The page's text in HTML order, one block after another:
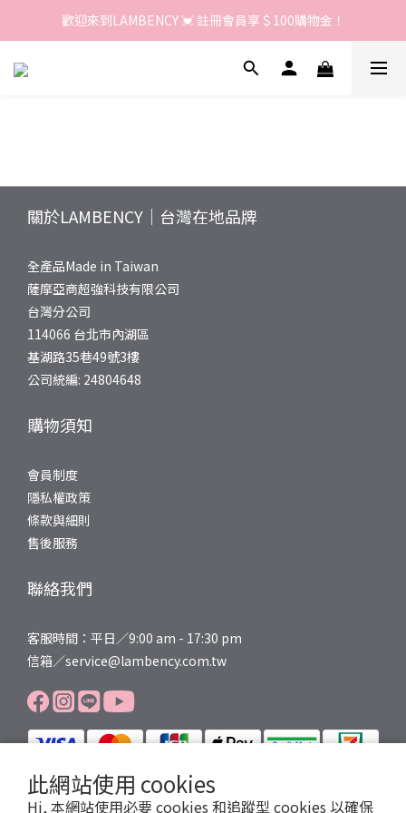
此網站使用 cookies
Hi, 本網站使用必要 cookies 和追蹤型 cookies 以確保
歡迎來到LAMBENCY 💓 註冊會員享＄100購物金！
歡迎來到LAMBENCY 💓 註冊會員享＄100購物金！
加入LINE好友 領優惠卷＄150
關於LAMBENCY｜台灣在地品牌
全產品Made in Taiwan
薩摩亞商超強科技有限公司
台灣分公司
114066 台北市內湖區
基湖路35巷49號3樓
公司統編: 24804648
購物須知
會員制度
隱私權政策
條款與細則
售後服務
聯絡我們
客服時間：平日／9:00 am - 17:30 pm
信箱／service@lambency.com.tw